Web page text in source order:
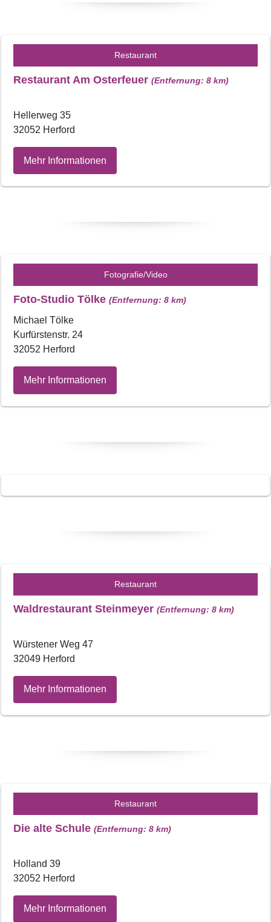
Restaurant
Restaurant Am Osterfeuer (Entfernung: 8 km)
Hellerweg 35
32052 Herford
Mehr Informationen
Fotografie/Video
Foto-Studio Tölke (Entfernung: 8 km)
Michael Tölke
Kurfürstenstr. 24
32052 Herford
Mehr Informationen
Restaurant
Waldrestaurant Steinmeyer (Entfernung: 8 km)
Würstener Weg 47
32049 Herford
Mehr Informationen
Restaurant
Die alte Schule (Entfernung: 8 km)
Holland 39
32052 Herford
Mehr Informationen